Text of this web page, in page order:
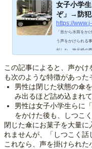
女子小学
ぞ」→防
https://
「首から水筒をか
う声をかけられる
起した。地元紙の
た。子どもが首か
ている。なぜ
この記事によると、声か
も次のような特徴があった
男性は閉じた状態の傘
み出るほど詰め込まれ
男性は女子小学生らに
をかけた後も、しつこ
閉じた傘にお菓子を大量
れませんが、「しつこく話
これなら、声を掛けられ